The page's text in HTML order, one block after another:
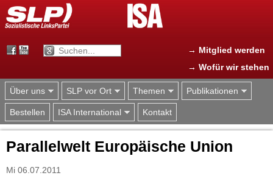
Jump to navigation
→ Mitglied werden
→ Wofür wir stehen
Über uns SLP vor Ort Themen Publikationen
Bestellen ISA International Kontakt
Parallelwelt Europäische Union
Mi 06.07.2011